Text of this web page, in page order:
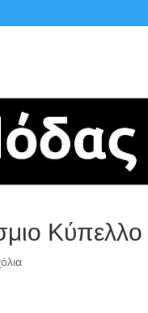
Κύπελλο